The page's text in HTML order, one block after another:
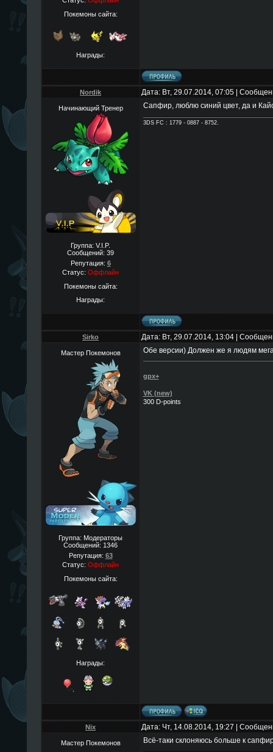
Покемоны сайта:
Награды:
Nordik Дата: Вт, 29.07.2014, 07:05 |
Начинающий Тренер
Группа: V.I.P.
Сообщений: 39
Репутация: 6
Статус: Оффлайн
Покемоны сайта:
Награды:
Сапфир, люблю синий цвет, да и
3DS FC : 1779 - 0887 - 8752.
Sirko Дата: Вт, 29.07.2014, 13:04 |
Мастер Покемонов
Группа: Модераторы
Сообщений: 1346
Репутация: 63
Статус: Оффлайн
Покемоны сайта:
Награды:
Обе версии) Должен же я людям
gpx+
VK (new)
300 D-points
Nix Дата: Чт, 14.08.2014, 19:27 |
Мастер Покемонов Всё-таки склоняюсь больше к